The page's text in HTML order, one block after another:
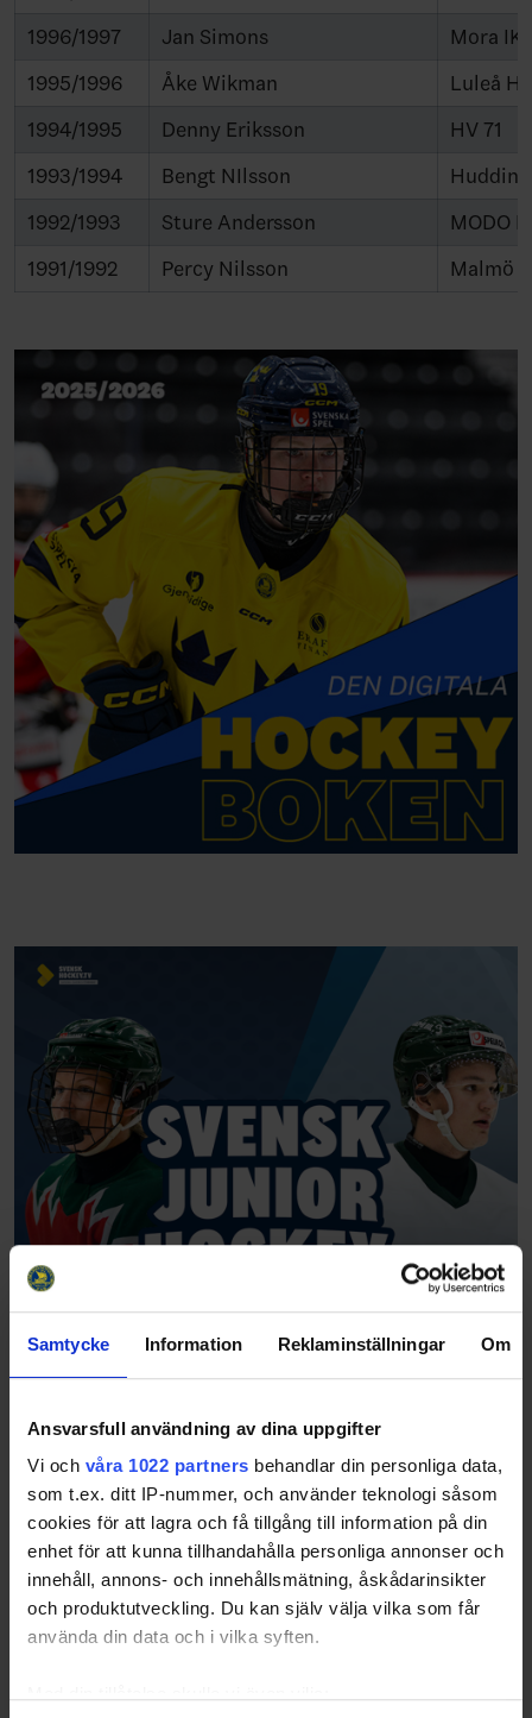
Samtycke Information Reklaminställningar Om
Ansvarsfull användning av dina uppgifter
Vi och våra 1022 partners behandlar din personliga data,
som t.ex. ditt IP-nummer, och använder teknologi såsom
cookies för att lagra och få tillgång till information på din
enhet för att kunna tillhandahålla personliga annonser och
innehåll, annons- och innehållsmätning, åskådarinsikter
och produktutveckling. Du kan själv välja vilka som får
använda din data och i vilka syften.
1996/1997
Jan Simons
Mora IK
1995/1996
Åke Wikman
Luleå
1994/1995
Denny Eriksson
HV 71
1993/1994
Bengt NIlsson
1992/1993
Sture Andersson
MODO
1991/1992
Percy Nilsson Malmö